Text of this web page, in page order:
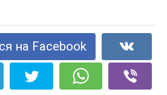
на Facebook